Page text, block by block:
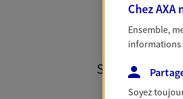
SANTÉ ET
Chez
Ensemble,
informations
Soyez